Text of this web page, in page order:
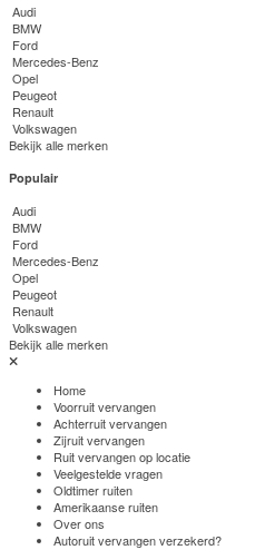
Audi
BMW
Ford
Mercedes-Benz
Opel
Peugeot
Renault
Volkswagen
Bekijk alle merken
Populair
Audi
BMW
Ford
Mercedes-Benz
Opel
Peugeot
Renault
Volkswagen
Bekijk alle merken
Home
Voorruit vervangen
Achterruit vervangen
Zijruit vervangen
Ruit vervangen op locatie
Veelgestelde vragen
Oldtimer ruiten
Amerikaanse ruiten
Over ons
Autoruit vervangen verzekerd?